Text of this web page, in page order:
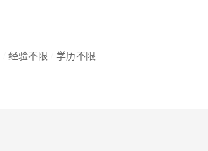
经验不限 学历不限